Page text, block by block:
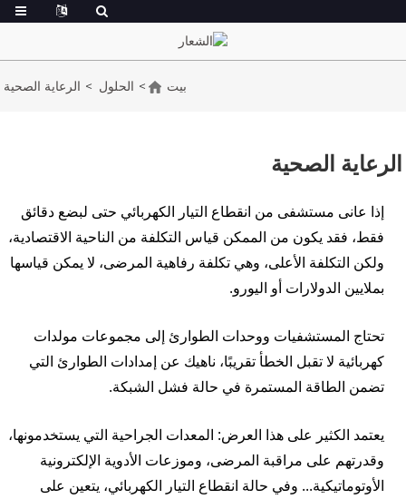
بيت الحلول الرعاية الصحية
الرعاية الصحية
إذا عانى مستشفى من انقطاع التيار الكهربائي حتى لبضع دقائق
فقط، فقد يكون من الممكن قياس التكلفة من الناحية الاقتصادية،
ولكن التكلفة الأعلى، وهي تكلفة رفاهية المرضى، لا يمكن قياسها
بملايين الدولارات أو اليورو.
تحتاج المستشفيات ووحدات الطوارئ إلى مجموعات مولدات
كهربائية لا تقبل الخطأ تقريبًا، ناهيك عن إمدادات الطوارئ التي
تضمن الطاقة المستمرة في حالة فشل الشبكة.
يعتمد الكثير على هذا العرض: المعدات الجراحية التي يستخدمونها،
وقدرتهم على مراقبة المرضى، وموزعات الأدوية الإلكترونية
الأوتوماتيكية... وفي حالة انقطاع التيار الكهربائي، يتعين على
إرسال بريد
إلكتروني
واتساب